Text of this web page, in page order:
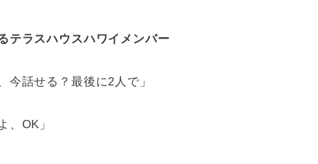
テラスハウスハワイメンバー
今話せる？最後に2人で」
、OK」